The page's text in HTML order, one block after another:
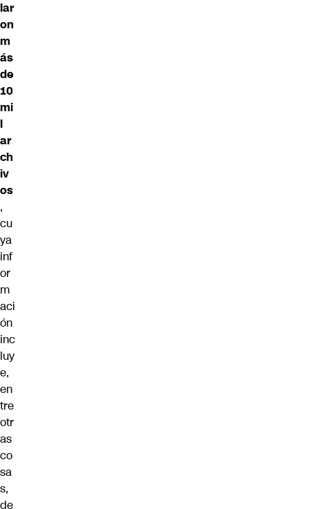
lar
on
m
ás
de
10
mi
l
ar
ch
iv
os
,
cu
ya
inf
or
m
aci
ón
inc
luy
e,
en
tre
otr
as
co
sa
s,
de